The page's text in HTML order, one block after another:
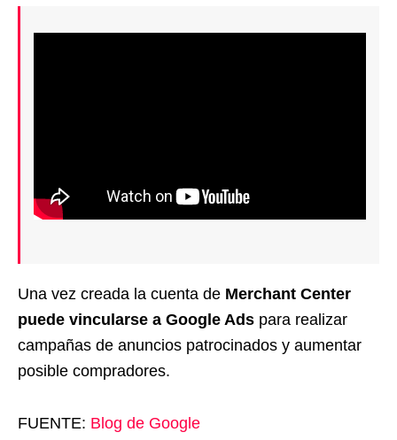
Una vez creada la cuenta de Merchant Center
puede vincularse a Google Ads para realizar
campañas de anuncios patrocinados y aumentar
posible compradores.
FUENTE: Blog de Google